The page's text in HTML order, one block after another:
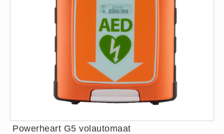
Plattegronden
ISO 9001 Begeleiding
Evenementenveiligheid
Inspectiecentrale
Ons Team
Nieuws
Betalingsmogelijkheden
Powerheart G5 volautomaat